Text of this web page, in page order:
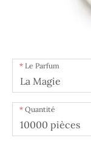
Le Parfum
Quantité